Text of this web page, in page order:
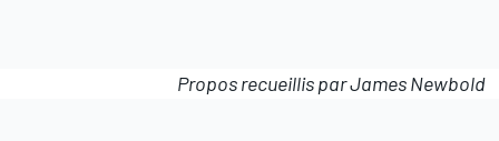
Propos recueillis par James Newbold